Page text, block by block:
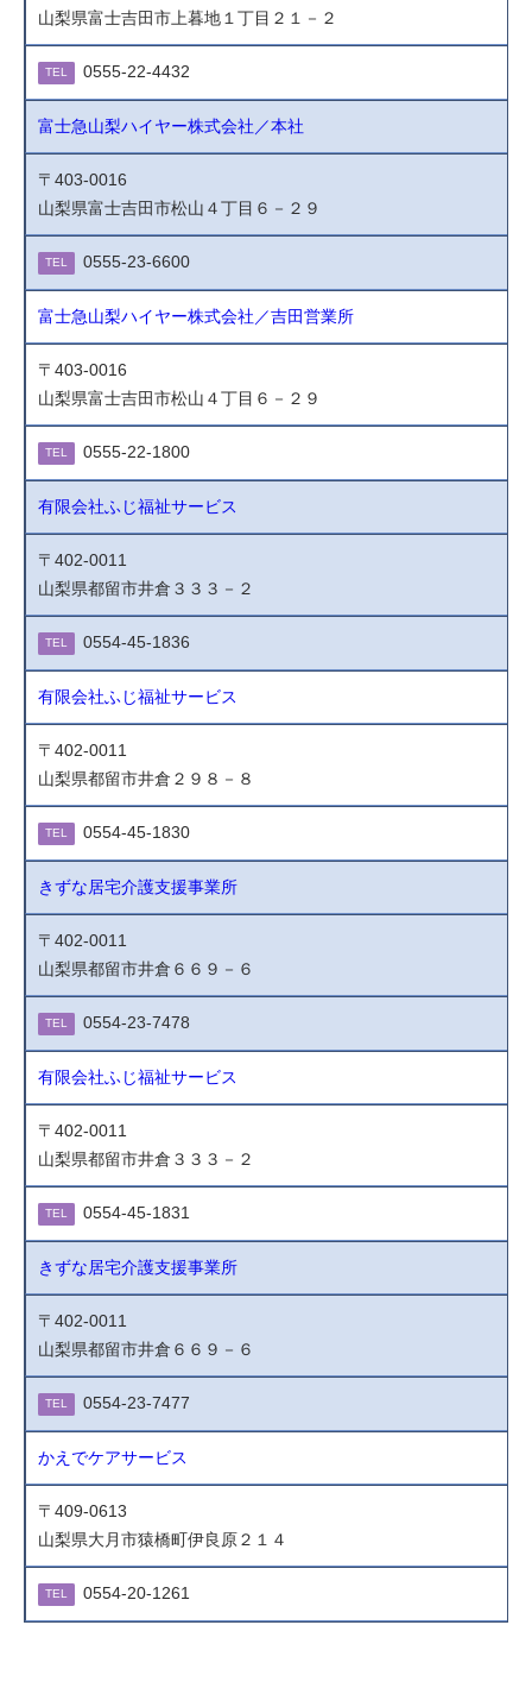
山梨県富士吉田市上暮地１丁目２１－２
TEL 0555-22-4432
富士急山梨ハイヤー株式会社／本社
〒403-0016
山梨県富士吉田市松山４丁目６－２９
TEL 0555-23-6600
富士急山梨ハイヤー株式会社／吉田営業所
〒403-0016
山梨県富士吉田市松山４丁目６－２９
TEL 0555-22-1800
有限会社ふじ福祉サービス
〒402-0011
山梨県都留市井倉３３３－２
TEL 0554-45-1836
有限会社ふじ福祉サービス
〒402-0011
山梨県都留市井倉２９８－８
TEL 0554-45-1830
きずな居宅介護支援事業所
〒402-0011
山梨県都留市井倉６６９－６
TEL 0554-23-7478
有限会社ふじ福祉サービス
〒402-0011
山梨県都留市井倉３３３－２
TEL 0554-45-1831
きずな居宅介護支援事業所
〒402-0011
山梨県都留市井倉６６９－６
TEL 0554-23-7477
かえでケアサービス
〒409-0613
山梨県大月市猿橋町伊良原２１４
TEL 0554-20-1261